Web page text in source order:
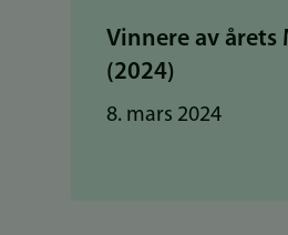
Vinnere av årets
(2024)
8. mars 2024